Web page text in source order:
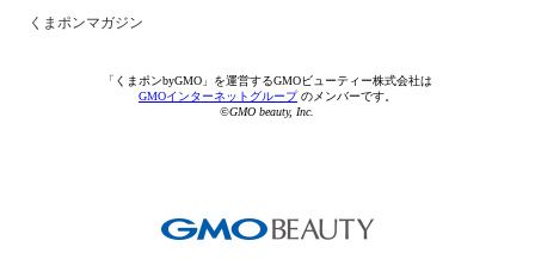
くまポンマガジン
「くまポンbyGMO」を運営するGMOビューティー株式会社は
GMOインターネットグループのメンバーです。
©GMO beauty, Inc.